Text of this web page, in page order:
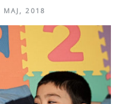
MAJ, 2018